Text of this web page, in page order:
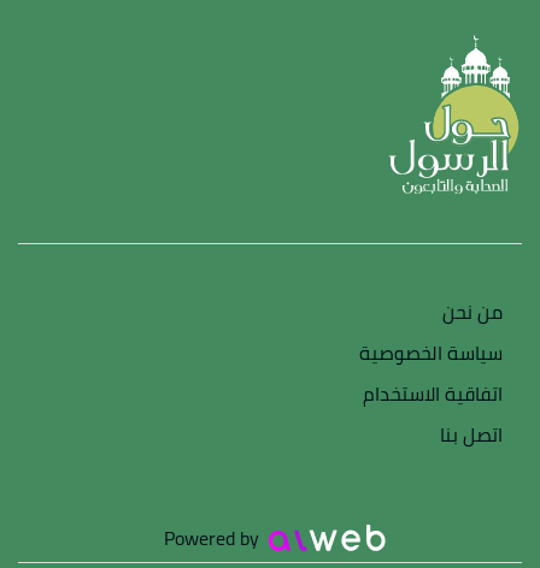
من نحن
سياسة الخصوصية
اتفاقية الاستخدام
اتصل بنا
Powered by